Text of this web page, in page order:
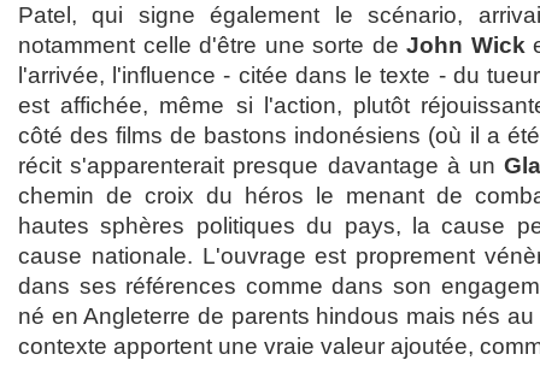
Patel, qui signe également le scénario,
notamment celle d'être une sorte deJohn Wick
l'arrivée, l'influence - citée dans le texte - du
est affichée, même si l'action, plutôt
côté des films de bastons indonésiens (où il a
récit s'apparenterait presque davantage à un
chemin de croix du héros le menant de
hautes sphères politiques du pays, la cause
cause nationale. L'ouvrage est proprement
dans ses références comme dans son
né en Angleterre de parents hindous mais nés
contexte apportent une vraie valeur ajoutée,